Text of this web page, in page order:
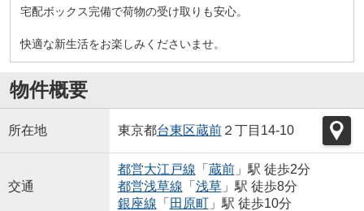
宅配ボックス完備で荷物の受け取りも安心。
快適な新生活をお楽しみくださいませ。
物件概要
所在地 東京都台東区蔵前２丁目14-10
交通
都営大江戸線 「 蔵前」駅 徒歩2分
都営浅草線 「 浅草」駅 徒歩8分
銀座線 「 田原町」駅 徒歩10分